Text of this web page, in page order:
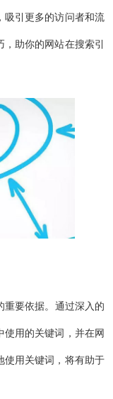
吸引更多的访问者和流
助你的网站在搜索引
重要依据。通过深入的
用的关键词，并在网
使用关键词，将有助于